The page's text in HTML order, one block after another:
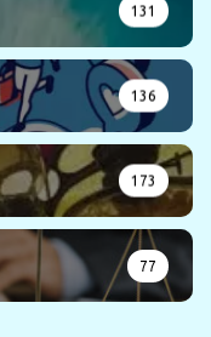
131
136
173
77